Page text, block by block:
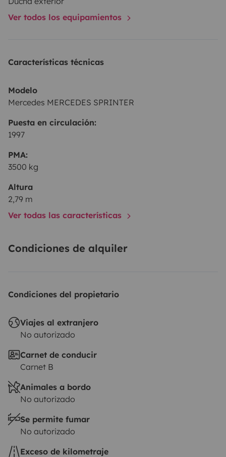
Ver todos los equipamientos
Características técnicas
Modelo
Mercedes MERCEDES SPRINTER
Puesta en circulación:
1997
PMA:
3500 kg
Altura
2,79 m
Ver todas las características
Condiciones de alquiler
Condiciones del propietario
Viajes al extranjero
No autorizado
Carnet de conducir
Carnet B
Animales a bordo
No autorizado
Se permite fumar
No autorizado
Exceso de kilometraje